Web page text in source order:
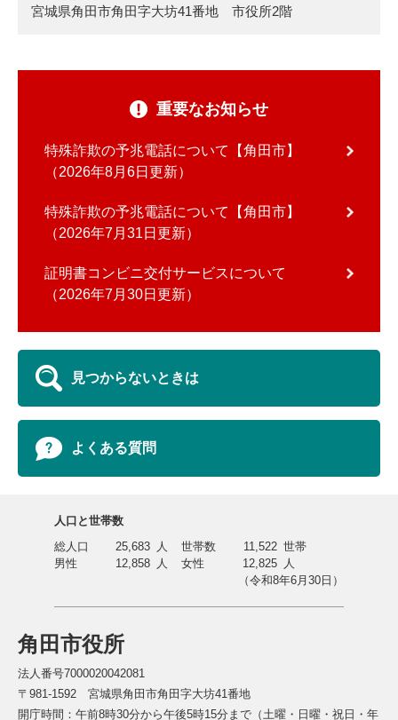
宮城県角田市角田字大坊41番地 市役所2階
重要なお知らせ
特殊詐欺の予兆電話について【角田市】
2026年8月6日更新
特殊詐欺の予兆電話について【角田市】
2026年7月31日更新
証明書コンビニ交付サービスについて
2026年7月30日更新
見つからないときは
よくある質問
角田市役所
法人番号7000020042081
〒981-1592 宮城県角田市角田字大坊41番地
開庁時間：午前8時30分から午後5時15分まで（土曜・日曜・祝日・年
人口と世帯数
総人口
25,683 人 世帯数 11,522 世帯
男性
12,858 人 女性 12,825
人
（令和8年6月30日）